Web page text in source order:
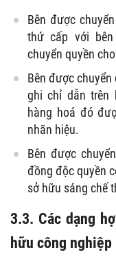
Bên được
thứ cấp với
chuyển quyền
Bên được
ghi chỉ dẫn trên
hàng hoá đó
nhãn hiệu.
Bên được
đồng độc quyền
sở hữu sáng chế
3.3. Các dạng
hữu công nghiệp